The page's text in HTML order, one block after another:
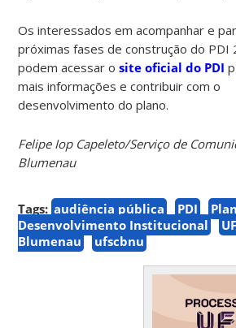
Os interessados em acompanhar e
próximas fases de construção do PDI
podem acessar osite oficial do PDI
mais informações e contribuir com o
desenvolvimento do plano.
Felipe Iop Capeleto/Serviço de
Blumenau
Tags: audiência pública PDI
Desenvolvimento Institucional
Blumenau
ufscbnu